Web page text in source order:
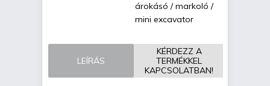
árokásó / markoló /
mini excavator
LEÍRÁS
KÉRDEZZ A
TERMÉKKEL
KAPCSOLATBAN!